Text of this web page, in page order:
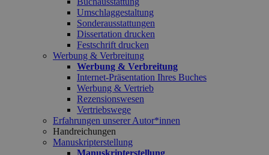
Umschlaggestaltung
Sonderausstattungen
Dissertation drucken
Festschrift drucken
Werbung & Verbreitung
Werbung & Verbreitung
Internet-Präsentation Ihres Buches
Werbung & Vertrieb
Rezensionswesen
Vertriebswege
Erfahrungen unserer Autor*innen
Handreichungen
Manuskripterstellung
Manuskripterstellung